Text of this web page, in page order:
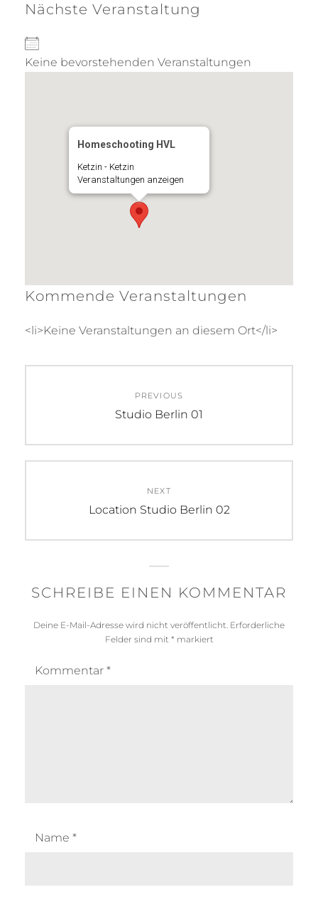
Nächste Veranstaltung
Keine bevorstehenden Veranstaltungen
Homeschooting HVL
Ketzin - Ketzin
Veranstaltungen anzeigen
Kommende Veranstaltungen
<li>Keine Veranstaltungen an diesem Ort</li>
PREVIOUS
Previous
Studio Berlin 01
NEXT
Next
Location Studio Berlin 02
SCHREIBE EINEN KOMMENTAR
Deine E-Mail-Adresse wird nicht veröffentlicht. Erforderliche
Felder sind mit * markiert
Kommentar *
Name *